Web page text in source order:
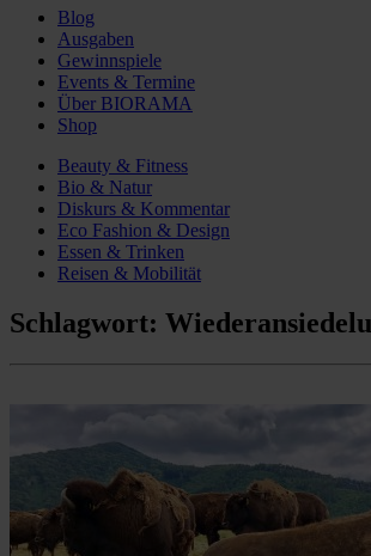
Blog
Ausgaben
Gewinnspiele
Events & Termine
Über BIORAMA
Shop
Beauty & Fitness
Bio & Natur
Diskurs & Kommentar
Eco Fashion & Design
Essen & Trinken
Reisen & Mobilität
Schlagwort: